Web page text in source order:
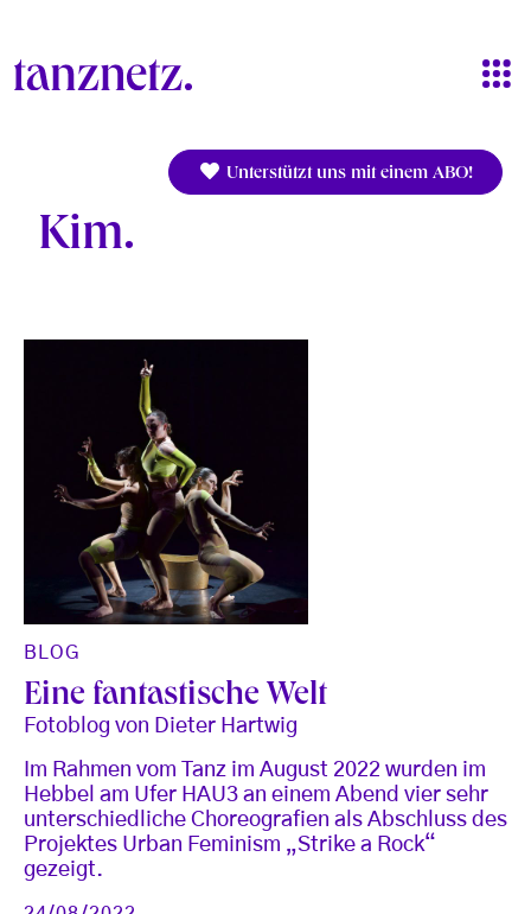
Unterstützt uns mit einem ABO!
Kim
BLOG
Eine fantastische Welt
Fotoblog von Dieter Hartwig
Im Rahmen vom Tanz im August 2022 wurden im
Hebbel am Ufer HAU3 an einem Abend vier sehr
unterschiedliche Choreografien als Abschluss des
Projektes Urban Feminism „Strike a Rock“
gezeigt.